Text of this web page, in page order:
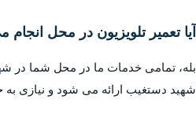
آیا تعمیر تلویزیون در محل
بله، تمامی خدمات ما در محل شما در
شهید دستغیب ارائه می شود و نیازی